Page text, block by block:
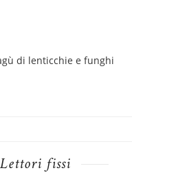
di lenticchie e funghi
Lettori fissi